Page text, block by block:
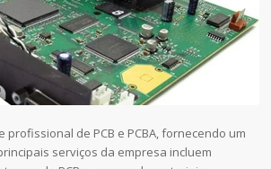
profissional de PCB e PCBA, fornecendo um
serviços da empresa incluem